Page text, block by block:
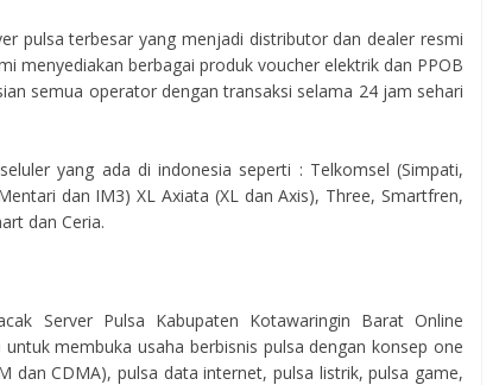
pulsa terbesar yang menjadi distributor dan dealer resmi
menyediakan berbagai produk voucher elektrik dan PPOB
semua operator dengan transaksi selama 24 jam sehari
yang ada di indonesia seperti : Telkomsel (Simpati,
dan IM3) XL Axiata (XL dan Axis), Three, Smartfren,
dan Ceria.
Server Pulsa Kabupaten Kotawaringin Barat Online
membuka usaha berbisnis pulsa dengan konsep one
dan CDMA), pulsa data internet, pulsa listrik, pulsa game,